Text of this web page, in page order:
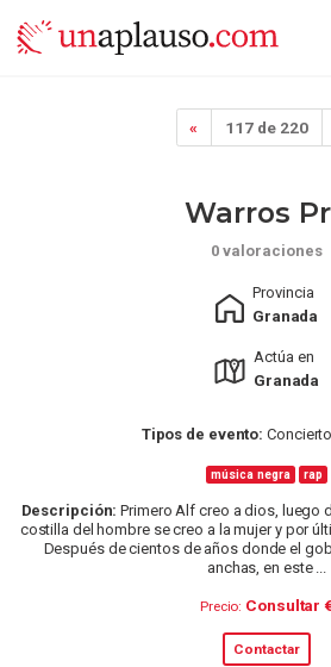
« 117 de 220
Warros
0 valoraciones
Provincia
Granada
Actúa en
Granada
Tipos de evento:
música negra rap
Descripción: Primero Alf creo a dios, luego
costilla del hombre se creo a la mujer y por
Después de cientos de años donde el
anchas, en este ...
Precio: Consultar
Contactar